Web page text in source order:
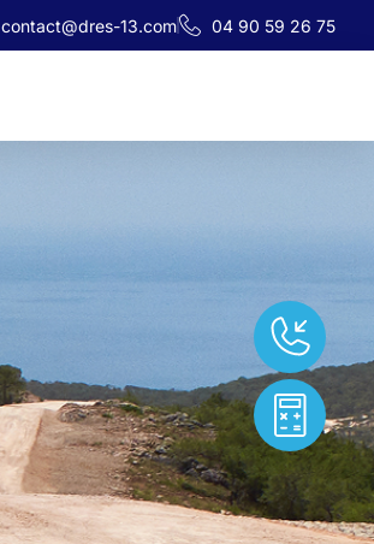
contact@dres-13.com 04 90 59 26 75